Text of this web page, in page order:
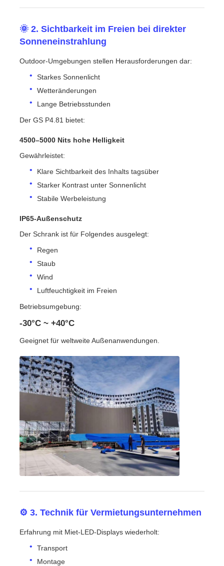
🌞 2. Sichtbarkeit im Freien bei direkter
Sonneneinstrahlung
Outdoor-Umgebungen stellen Herausforderungen dar:
Starkes Sonnenlicht
Wetteränderungen
Lange Betriebsstunden
Der GS P4.81 bietet:
4500–5000 Nits hohe Helligkeit
Gewährleistet:
Klare Sichtbarkeit des Inhalts tagsüber
Starker Kontrast unter Sonnenlicht
Stabile Werbeleistung
IP65-Außenschutz
Der Schrank ist für Folgendes ausgelegt:
Regen
Staub
Wind
Luftfeuchtigkeit im Freien
Betriebsumgebung:
-30°C ~ +40°C
Geeignet für weltweite Außenanwendungen.
⚙️ 3. Technik für Vermietungsunternehmen
Erfahrung mit Miet-LED-Displays wiederholt:
Transport
Montage